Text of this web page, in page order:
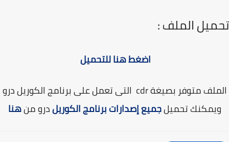
الملف :
اضغط هنا للتحميل
الملف متوفر بصيغة cdr التى تعمل على برنامج الكوريل درو
تحميلجميع إصدارات برنامج الكوريلدرو منهنا